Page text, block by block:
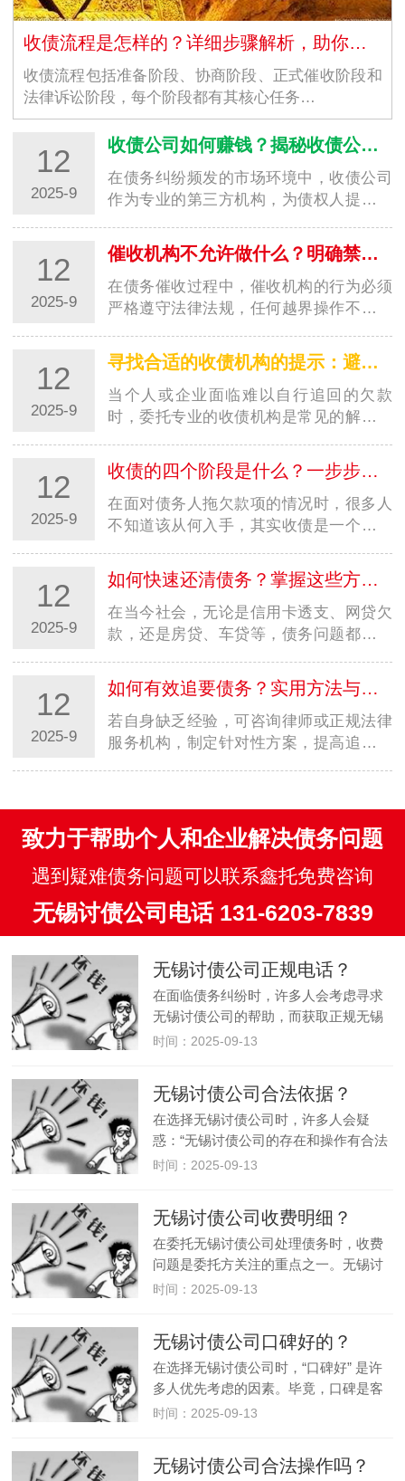
收债流程是怎样的？详细步骤解析，助你高效追回欠款
收债流程包括准备阶段、协商阶段、正式催收阶段和
法律诉讼阶段，每个阶段都有其核心任务…
12
2025-9
收债公司如何赚钱？揭秘收债公司的盈利模式
在债务纠纷频发的市场环境中，收债公司
作为专业的第三方机构，为债权人提供欠
说，收债公司如何赚钱是一个充满好奇的
问题。其实，收债公司的盈…
12
2025-9
催收机构不允许做什么？明确禁区，避免踩坑
在债务催收过程中，催收机构的行为必须
严格遵守法律法规，任何越界操作不仅会
陷入法律纠纷。了解催收机构不允许做的
事，既能帮助债务人维护…
12
2025-9
寻找合适的收债机构的提示：避开陷阱，选对专业帮手
当个人或企业面临难以自行追回的欠款
时，委托专业的收债机构是常见的解决方
不当，可能不仅追不回欠款，还会陷入法
律纠纷或遭受二次损失。因…
12
2025-9
收债的四个阶段是什么？一步步教你合法高效追回欠款
在面对债务人拖欠款项的情况时，很多人
不知道该从何入手，其实收债是一个有章
段，能让你在追讨欠款时更有条理，既提
高效率又避免踩坑。本文就…
12
2025-9
如何快速还清债务？掌握这些方法，摆脱负债压力
在当今社会，无论是信用卡透支、网贷欠
款，还是房贷、车贷等，债务问题都可能
在苦苦寻找快速还清债务的方法，渴望早
日摆脱负债的困扰，重获…
12
2025-9
如何有效追要债务？实用方法与法律途径全解析
若自身缺乏经验，可咨询律师或正规法律
服务机构，制定针对性方案，提高追债成
益。在商业往来和日常生活…
致力于帮助个人和企业解决债务问题
遇到疑难债务问题可以联系鑫托免费咨询
无锡讨债公司电话 131-6203-7839
无锡讨债公司正规电话？
在面临债务纠纷时，许多人会考虑寻求
无锡讨债公司的帮助，而获取正规无锡
讨债公司的电话成为首要任务。正规的
题。以下为您详细介绍获取正规无锡
讨…
时间：2025-09-13
无锡讨债公司合法依据？
在选择无锡讨债公司时，许多人会疑
惑：“无锡讨债公司的存在和操作有合法
依据吗？” 事实上，我国法律并未完全禁
务。明确无锡讨债公司的合法依据…
时间：2025-09-13
无锡讨债公司收费明细？
在委托无锡讨债公司处理债务时，收费
问题是委托方关注的重点之一。无锡讨
债公司的收费没有统一的固定标准，通
见收费方式和影响因素，能帮助委托…
时间：2025-09-13
无锡讨债公司口碑好的？
在选择无锡讨债公司时，“口碑好” 是许
多人优先考虑的因素。毕竟，口碑是客
户真实体验的积累，能直接反映无锡讨
司？可以从以下几个关键维度入手…
时间：2025-09-13
无锡讨债公司合法操作吗？